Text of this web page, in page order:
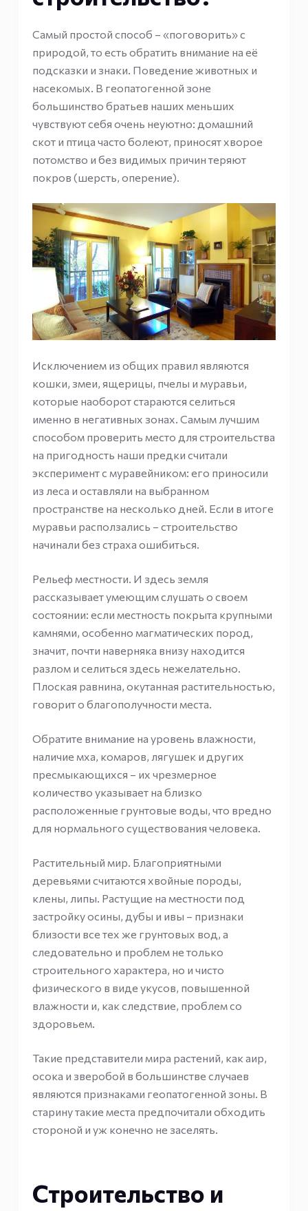
Самый простой способ – «поговорить» с
природой, то есть обратить внимание на её
подсказки и знаки. Поведение животных и
насекомых. В геопатогенной зоне
большинство братьев наших меньших
чувствуют себя очень неуютно: домашний
скот и птица часто болеют, приносят хворое
потомство и без видимых причин теряют
покров (шерсть, оперение).
Исключением из общих правил являются
кошки, змеи, ящерицы, пчелы и муравьи,
которые наоборот стараются селиться
именно в негативных зонах. Самым лучшим
способом проверить место для строительства
на пригодность наши предки считали
эксперимент с муравейником: его приносили
из леса и оставляли на выбранном
пространстве на несколько дней. Если в итоге
муравьи расползались – строительство
начинали без страха ошибиться.
Рельеф местности. И здесь земля
рассказывает умеющим слушать о своем
состоянии: если местность покрыта крупными
камнями, особенно магматических пород,
значит, почти наверняка внизу находится
разлом и селиться здесь нежелательно.
Плоская равнина, окутанная растительностью,
говорит о благополучности места.
Обратите внимание на уровень влажности,
наличие мха, комаров, лягушек и других
пресмыкающихся – их чрезмерное
количество указывает на близко
расположенные грунтовые воды, что вредно
для нормального существования человека.
Растительный мир. Благоприятными
деревьями считаются хвойные породы,
клены, липы. Растущие на местности под
застройку осины, дубы и ивы – признаки
близости все тех же грунтовых вод, а
следовательно и проблем не только
строительного характера, но и чисто
физического в виде укусов, повышенной
влажности и, как следствие, проблем со
здоровьем.
Такие представители мира растений, как аир,
осока и зверобой в большинстве случаев
являются признаками геопатогенной зоны. В
старину такие места предпочитали обходить
стороной и уж конечно не заселять.
Строительство и